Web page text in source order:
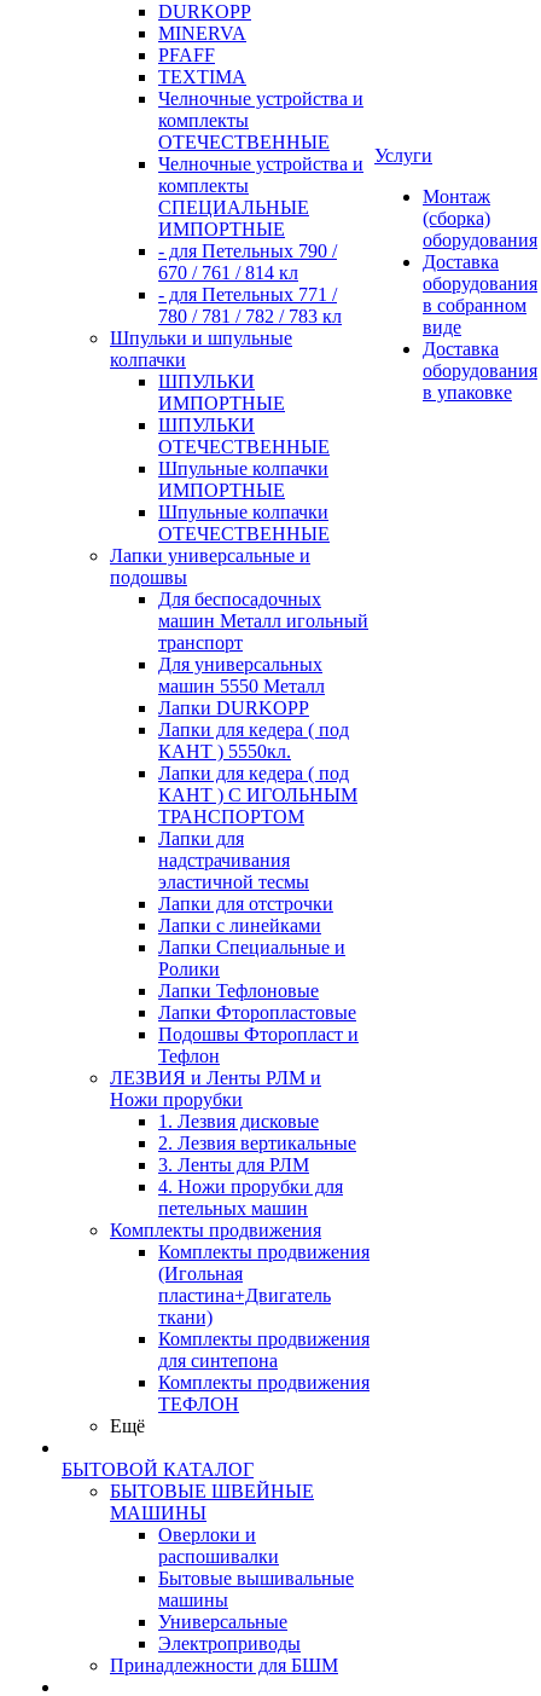
DURKOPP
MINERVA
PFAFF
TEXTIMA
Челночные устройства и
комплекты
ОТЕЧЕСТВЕННЫЕ
Челночные устройства и
комплекты
СПЕЦИАЛЬНЫЕ
ИМПОРТНЫЕ
- для Петельных 790 /
670 / 761 / 814 кл
- для Петельных 771 /
780 / 781 / 782 / 783 кл
Шпульки и шпульные
колпачки
ШПУЛЬКИ
ИМПОРТНЫЕ
ШПУЛЬКИ
ОТЕЧЕСТВЕННЫЕ
Шпульные колпачки
ИМПОРТНЫЕ
Шпульные колпачки
ОТЕЧЕСТВЕННЫЕ
Лапки универсальные и
подошвы
Для беспосадочных
машин Металл игольный
транспорт
Для универсальных
машин 5550 Металл
Лапки DURKOPP
Лапки для кедера ( под
КАНТ ) 5550кл.
Лапки для кедера ( под
КАНТ ) С ИГОЛЬНЫМ
ТРАНСПОРТОМ
Лапки для
надстрачивания
эластичной тесмы
Лапки для отстрочки
Лапки с линейками
Лапки Специальные и
Ролики
Лапки Тефлоновые
Лапки Фторопластовые
Подошвы Фторопласт и
Тефлон
ЛЕЗВИЯ и Ленты РЛМ и
Ножи прорубки
1. Лезвия дисковые
2. Лезвия вертикальные
3. Ленты для РЛМ
4. Ножи прорубки для
петельных машин
Комплекты продвижения
Комплекты продвижения
(Игольная
пластина+Двигатель
ткани)
Комплекты продвижения
для синтепона
Комплекты продвижения
ТЕФЛОН
Ещё
БЫТОВОЙ КАТАЛОГ
БЫТОВЫЕ ШВЕЙНЫЕ
МАШИНЫ
Оверлоки и
распошивалки
Бытовые вышивальные
машины
Универсальные
Электроприводы
Принадлежности для БШМ
Услуги
Монтаж
(сборка)
оборудования
Доставка
оборудования
в собранном
виде
Доставка
оборудования
в упаковке